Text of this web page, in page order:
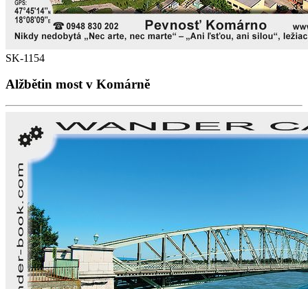
SK-1154
Alžbětin most v Komárně